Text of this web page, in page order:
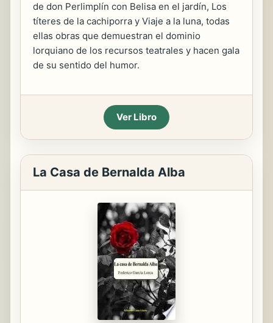
de don Perlimplín con Belisa en el jardín, Los
títeres de la cachiporra y Viaje a la luna, todas
ellas obras que demuestran el dominio
lorquiano de los recursos teatrales y hacen gala
de su sentido del humor.
Ver Libro
La Casa de Bernalda Alba